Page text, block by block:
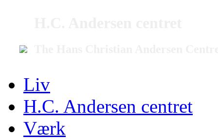
Liv
H.C. Andersen centret
Værk